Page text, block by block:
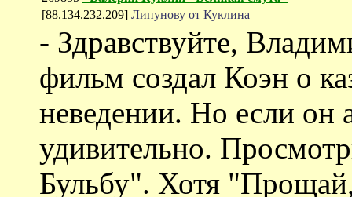
[88.134.232.209] Липунову от Куклина
- Здравствуйте,
фильм создал Коэн о
неведении. Но если он
удивительно.
Бульбу". Хотя